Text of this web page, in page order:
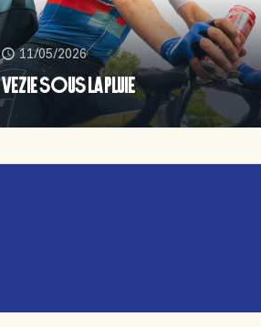
11/05/2026
VEZIE SOUS LA PLUIE